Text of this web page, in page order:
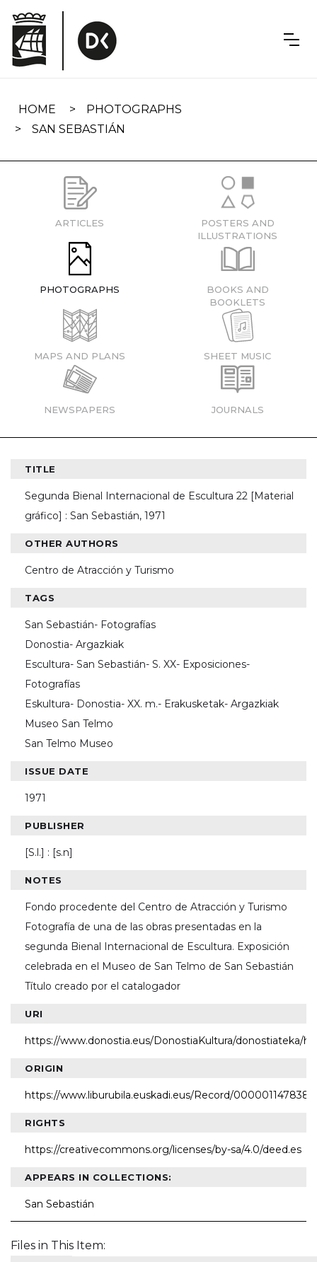
navigation
HOME
PHOTOGRAPHS
SAN SEBASTIÁN
ARTICLES
POSTERS AND
ILLUSTRATIONS
PHOTOGRAPHS
BOOKS AND
BOOKLETS
MAPS AND PLANS SHEET MUSIC
NEWSPAPERS JOURNALS
TITLE
Segunda Bienal Internacional de Escultura 22 [Material
gráfico] : San Sebastián, 1971
OTHER AUTHORS
Centro de Atracción y Turismo
TAGS
San Sebastián- Fotografías
Donostia- Argazkiak
Escultura- San Sebastián- S. XX- Exposiciones-
Fotografías
Eskultura- Donostia- XX. m.- Erakusketak- Argazkiak
Museo San Telmo
San Telmo Museo
ISSUE DATE
1971
PUBLISHER
[S.l.] : [s.n]
NOTES
Fondo procedente del Centro de Atracción y Turismo
Fotografía de una de las obras presentadas en la
segunda Bienal Internacional de Escultura. Exposición
celebrada en el Museo de San Telmo de San Sebastián
Título creado por el catalogador
URI
https://www.donostia.eus/DonostiaKultura/donostiateka/
ORIGIN
https://www.liburubila.euskadi.eus/Record/000001147838
RIGHTS
https://creativecommons.org/licenses/by-sa/4.0/deed.es
APPEARS IN COLLECTIONS:
San Sebastián
Files in This Item: